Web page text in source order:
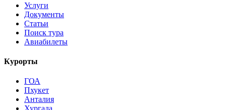
Услуги
Документы
Статьи
Поиск тура
Авиабилеты
Курорты
ГОА
Пхукет
Анталия